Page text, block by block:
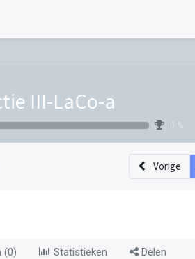
III-LaCo-a
0 %
Vorige
(0) Statistieken Delen